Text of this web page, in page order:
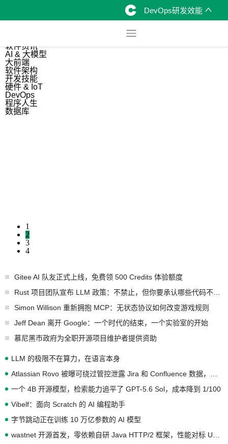
DevOps研发效能
软件资讯
AI & 大模型
大前端
软件架构
开发技能
硬件 & IoT
DevOps
程序人生
数据库
1
2
3
4
Gitee AI 队友正式上线，免费领 500 Credits 体验额度
Simon Willison 重新拥抱 MCP：无状态协议如何改变游戏规则
Jeff Dean 离开 Google：一个时代的结束，一个实验室的开始
慕尼黑市政府为全职开源项目维护者提供资助
LLM 的极限不在算力，在语言本身
一个 4B 开源模型，检索能力追平了 GPT-5.6 Sol，成本降到 1/100
Vibelf：面向 Scratch 的 AI 编程助手
字节跳动正在训练 10 万亿参数的 AI 模型